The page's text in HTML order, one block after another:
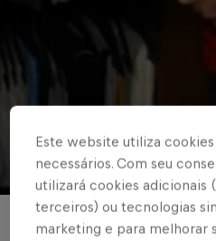
SÓCIO TORCEDOR
Este website utiliza
necessários. Com seu
utilizará cookies adicionais
terceiros) ou tecnologias
marketing e para melhorar